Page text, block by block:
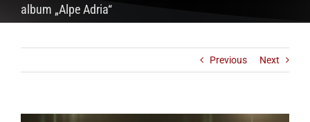
album „Alpe Adria“
Previous Next